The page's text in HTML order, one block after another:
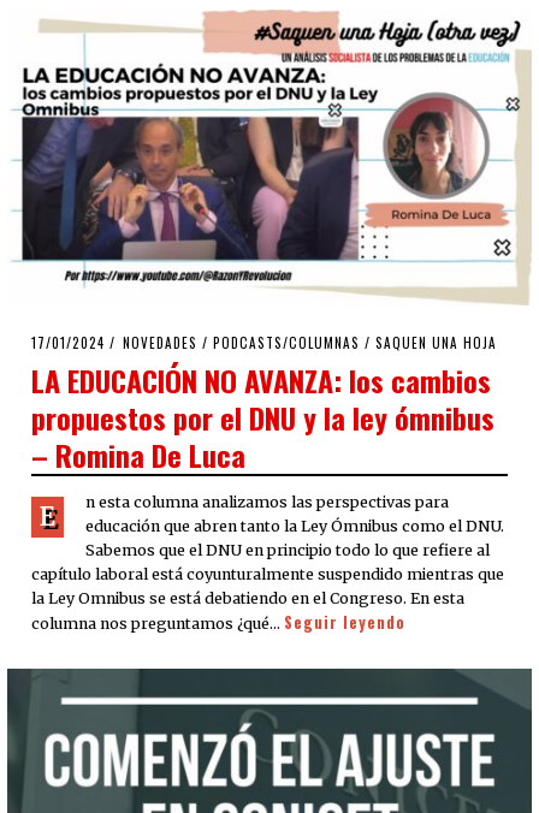
POSTED
17/01/2024 17/01/2024
NOVEDADES / PODCASTS/COLUMNAS / SAQUEN UNA HOJA
LA EDUCACIÓN NO AVANZA: los cambios
propuestos por el DNU y la ley ómnibus
– Romina De Luca
E
n esta columna analizamos las perspectivas para
educación que abren tanto la Ley Ómnibus como el DNU.
Sabemos que el DNU en principio todo lo que refiere al
capítulo laboral está coyunturalmente suspendido mientras que
la Ley Omnibus se está debatiendo en el Congreso. En esta
columna nos preguntamos ¿qué… Seguir leyendo